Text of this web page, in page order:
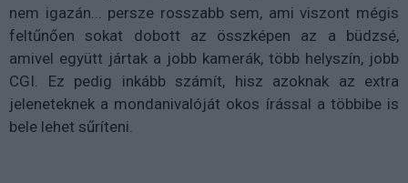
nem igazán... persze rosszabb sem, ami viszont mégis
feltűnően sokat dobott az összképen az a büdzsé,
amivel együtt jártak a jobb kamerák, több helyszín, jobb
CGI. Ez pedig inkább számít, hisz azoknak az extra
jeleneteknek a mondanivalóját okos írással a többibe is
bele lehet sűríteni.